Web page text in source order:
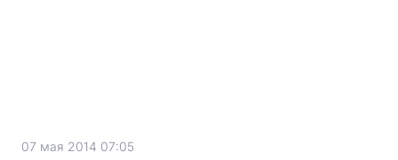
07 мая 2014 07:05